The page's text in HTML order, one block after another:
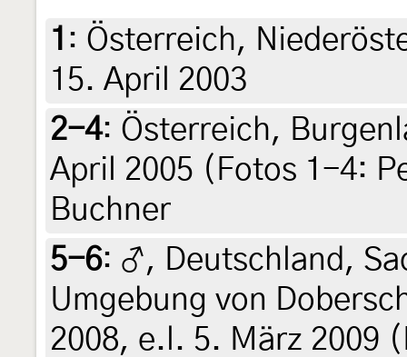
1 : Österreich,
15. April 2003
2-4: Österreich,
April 2005 (Fotos 1-4:
Buchner
5-6: ♂, Deutschland,
Umgebung von
2008, e.l. 5. März 2009